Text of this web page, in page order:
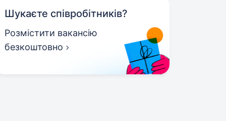
Шукаєте співробітників?
Розмістити вакансію
безкоштовно